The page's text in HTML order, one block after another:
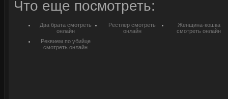
Что еще посмотреть:
Два брата смотреть
онлайн
Рестлер смотреть
онлайн
Женщина-кошка
смотреть онлайн
Реквием по убийце
смотреть онлайн